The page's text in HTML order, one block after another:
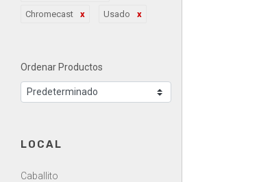
Chromecast Usado
Ordenar Productos
LOCAL
Caballito